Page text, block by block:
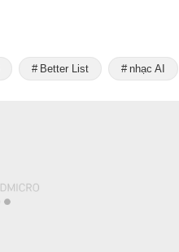
Better List nhạc AI